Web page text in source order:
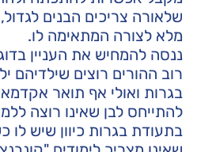
שלאורה צריכים הבנים
מלא לצורה המתאימה לו.
ננסה להמחיש את העניין
רוב ההורים רוצים שילדיהם
בגרות ואולי אף תואר
להתייחס לבן שאינו רוצה
בתעודת בגרות כיוון שיש לו